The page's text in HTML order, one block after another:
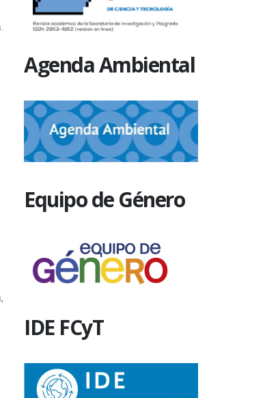
Agenda Ambiental
Equipo de Género
IDE FCyT